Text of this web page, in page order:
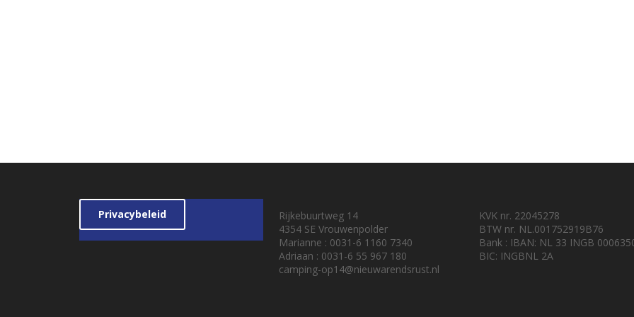
Rijkebuurtweg 14
4354 SE Vrouwenpolder
Marianne : 0031-6 1160 7340
Adriaan : 0031-6 55 967 180
camping-op14@nieuwarendsrust.nl
KVK nr. 22045278
BTW nr. NL.001752919B76
Bank : IBAN: NL 33 INGB
BIC: INGBNL 2A
Privacybeleid